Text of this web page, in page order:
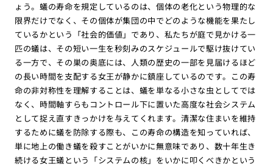
ょう。蟻の寿命を規定しているのは、個体の老化という物理的な
限界だけでなく、その個体が集団の中でどのような機能を果たし
ているかという「社会的価値」であり、私たちが庭で見かける一
匹の蟻は、その短い一生を秒刻みのスケジュールで駆け抜けてい
る一方で、その巣の奥底には、人類の歴史の一部を見届けるほど
の長い時間を支配する女王が静かに鎮座しているのです。この寿
命の非対称性を理解することは、蟻を単なる小さな虫としてでは
なく、時間軸すらもコントロール下に置いた高度な社会システム
として捉え直すきっかけを与えてくれます。清潔な住まいを維持
するために蟻を防除する際も、この寿命の構造を知っていれば、
単に地上の働き蟻を殺すことがいかに無意味であり、数十年生き
続ける女王蟻という「システムの核」をいかに叩くべきかという